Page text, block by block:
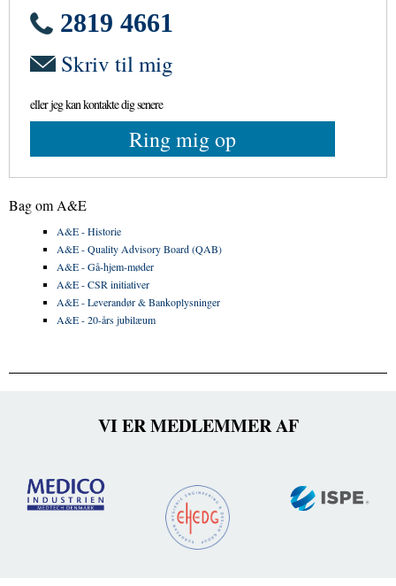
2819 4661
Skriv til mig
eller jeg kan kontakte dig senere
Ring mig op
Bag om A&E
A&E - Historie
A&E - Quality Advisory Board (QAB)
A&E - Gå-hjem-møder
A&E - CSR initiativer
A&E - Leverandør & Bankoplysninger
A&E - 20-års jubilæum
VI ER MEDLEMMER AF